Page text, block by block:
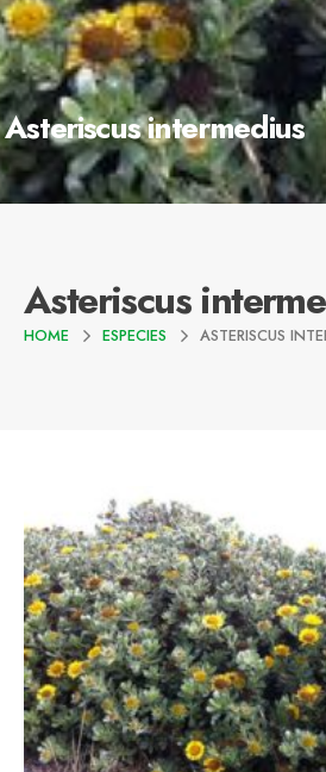
Asteriscus intermedius
Asteriscus
HOME ESPECIES ASTERISCUS